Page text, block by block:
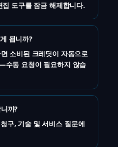
도구를 잠금 해제합니다.
됩니까?
소비된 크레딧이 자동으로
수동 요청이 필요하지 않습
까?
구, 기술 및 서비스 질문에